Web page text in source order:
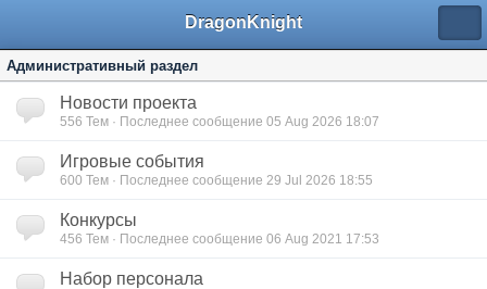
DragonKnight
Административный раздел
Новости проекта
556 Тем · Последнее сообщение 05 Aug 2026 18:07
Игровые события
600 Тем · Последнее сообщение 29 Jul 2026 18:55
Конкурсы
456 Тем · Последнее сообщение 06 Aug 2021 17:53
Набор персонала